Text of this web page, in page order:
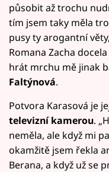
působit až trochu
tím jsem taky měla
pusy ty arogantní
Romana Zacha
hrát mrchu mě jinak
Faltýnová.
Potvora Karasová je
televizní kamerou.
neměla, ale když mi
okamžitě jsem řekla
Berana, a když už se